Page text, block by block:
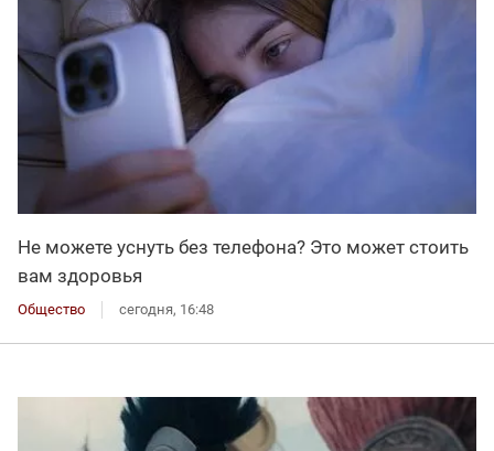
Не можете уснуть без телефона? Это может стоить
вам здоровья
Общество сегодня, 16:48